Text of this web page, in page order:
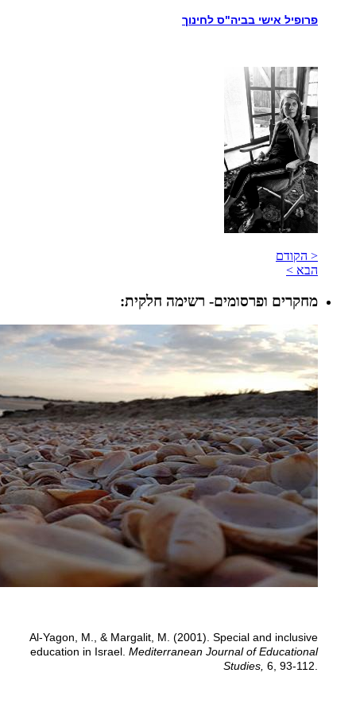
פרופיל אישי בביה"ס לחינוך
< הקודם
הבא >
מחקרים ופרסומים- רשימה חלקית:
Al-Yagon, M., & Margalit, M. (2001). Special and inclusive
education in Israel. Mediterranean Journal of Educational
Studies, 6, 93-112.